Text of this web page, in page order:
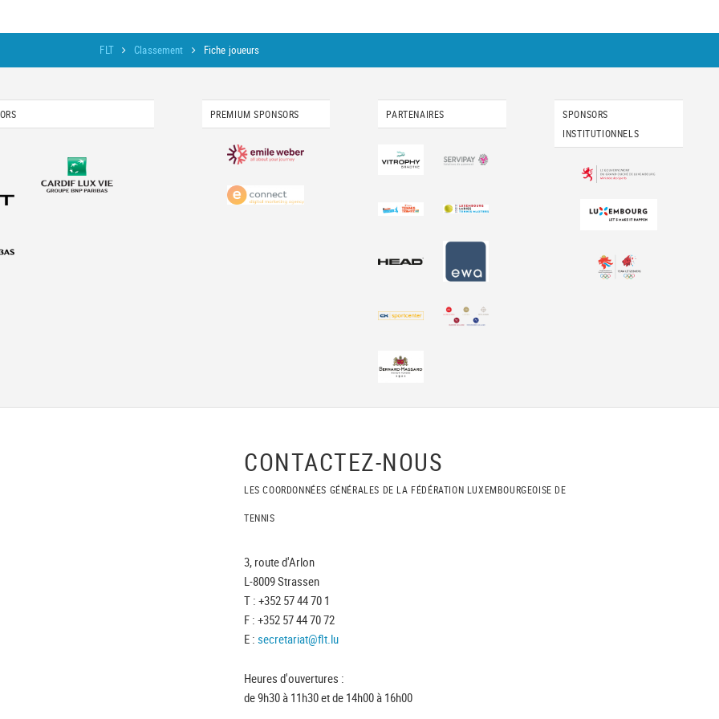
FLT Classement Fiche joueurs
PREMIUM SPONSORS PARTENAIRES
SPONSORS
INSTITUTIONNELS
CONTACTEZ-NOUS
LES COORDONNÉES GÉNÉRALES DE LA FÉDÉRATION LUXEMBOURGEOISE DE
TENNIS
3, route d'Arlon
L-8009 Strassen
T : +352 57 44 70 1
F : +352 57 44 70 72
E : secretariat@flt.lu
Heures d'ouvertures :
de 9h30 à 11h30 et de 14h00 à 16h00